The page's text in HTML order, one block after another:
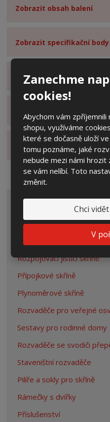
Zanechme
cookies!
Abychom vám zpříjemnili
shopu, využíváme
které se dočasně uloží
tomu poznáme, jaké
nebude mezi námi hrozit
se vám nelíbí. Toto
změnit.
Chci
V
Zobrazit obsah balení
Zobrazit specifikační body
Zobrazit technické
Zobrazit alternativní
VŠECHNY KATEGORIE
Elektroměrové rozvaděče
Rozpojovací jistící skříně
Přípojkové skříně
Plynoměrové skříně
Rozvaděče pro veřejné
Sestavy pro rodinné domy
Rozvaděče se svodiči
Staveništní rozvaděče
Pilíře a sokly pro skříně
Rámečky s dvířky
Příslušenství